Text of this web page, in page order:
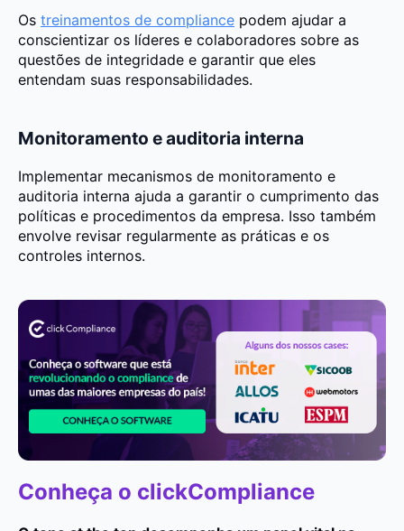
Os treinamentos de compliance podem ajudar a
conscientizar os líderes e colaboradores sobre as
questões de integridade e garantir que eles
entendam suas responsabilidades.
Monitoramento e auditoria interna
Implementar mecanismos de monitoramento e
auditoria interna ajuda a garantir o cumprimento das
políticas e procedimentos da empresa. Isso também
envolve revisar regularmente as práticas e os
controles internos.
Conheça o clickCompliance